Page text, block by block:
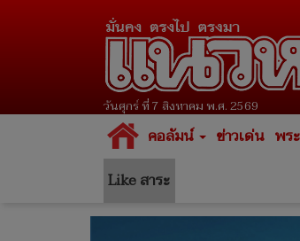
วันศุกร์ ที่ 7 สิงหาคม พ.ศ. 2569
คอลัมน์ ข่าวเด่น พร
Like สาระ